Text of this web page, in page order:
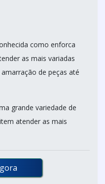
como enforca
as mais variadas
de peças até
grande variedade de
atender as mais